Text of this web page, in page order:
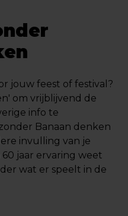
jouw feest of festival?
om vrijblijvend de
info te
Banaan denken
invulling van je
jaar ervaring weet
wat er speelt in de